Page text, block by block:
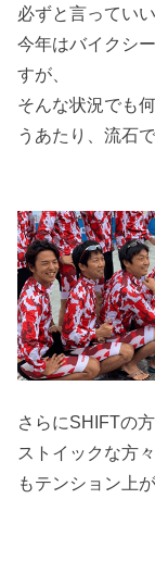
必ずと言ってい
今年はバイクシ
すが、
そんな状況でも
うあたり、流石で
さらにSHIFTの
ストイックな方
もテンション上